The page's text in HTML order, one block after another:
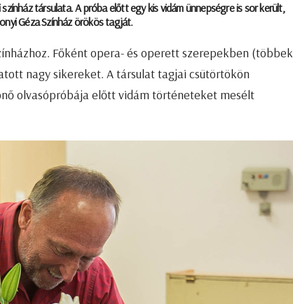
társulata. A próba előtt egy kis vidám ünnepségre is sor került,
Géza Színház örökös tagját.
Főként opera- és operett szerepekben (többek
nagy sikereket. A társulat tagjai csütörtökön
olvasópróbája előtt vidám történeteket mesélt